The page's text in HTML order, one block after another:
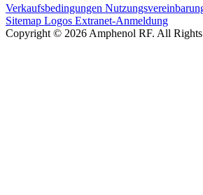
Verkaufsbedingungen
Sitemap Logos Extranet-Anmeldung
Copyright © 2026 Amphenol RF. All Rights